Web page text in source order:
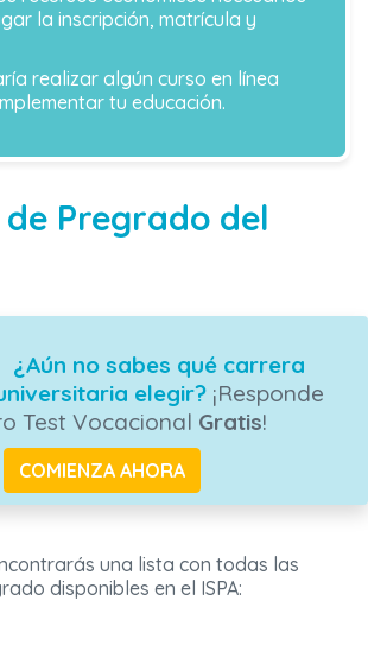
la inscripción, matrícula y
realizar algún curso en línea
tu educación.
Pregrado del
¿Aún no sabes qué carrera
elegir?¡Responde
Test Vocacional Gratis!
COMIENZA AHORA
una lista con todas las
disponibles en el ISPA: